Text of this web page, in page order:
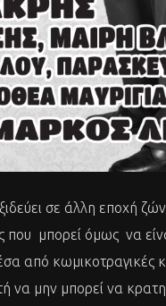
σε άλλη εποχή
μπορεί όμως να
από κωμικοτραγικές
να μην μπορεί να